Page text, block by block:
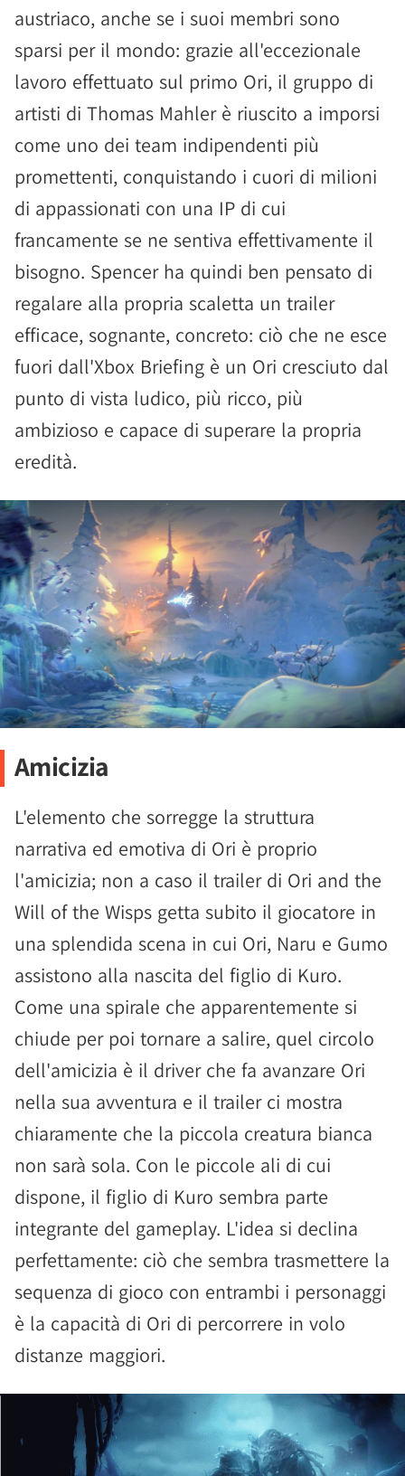
austriaco, anche se i suoi membri sono
sparsi per il mondo: grazie all'eccezionale
lavoro effettuato sul primo Ori, il gruppo di
artisti di Thomas Mahler è riuscito a imporsi
come uno dei team indipendenti più
promettenti, conquistando i cuori di milioni
di appassionati con una IP di cui
francamente se ne sentiva effettivamente il
bisogno. Spencer ha quindi ben pensato di
regalare alla propria scaletta un trailer
efficace, sognante, concreto: ciò che ne esce
fuori dall'Xbox Briefing è un Ori cresciuto dal
punto di vista ludico, più ricco, più
ambizioso e capace di superare la propria
eredità.
Amicizia
L'elemento che sorregge la struttura
narrativa ed emotiva di Ori è proprio
l'amicizia; non a caso il trailer di Ori and the
Will of the Wisps getta subito il giocatore in
una splendida scena in cui Ori, Naru e Gumo
assistono alla nascita del figlio di Kuro.
Come una spirale che apparentemente si
chiude per poi tornare a salire, quel circolo
dell'amicizia è il driver che fa avanzare Ori
nella sua avventura e il trailer ci mostra
chiaramente che la piccola creatura bianca
non sarà sola. Con le piccole ali di cui
dispone, il figlio di Kuro sembra parte
integrante del gameplay. L'idea si declina
perfettamente: ciò che sembra trasmettere la
sequenza di gioco con entrambi i personaggi
è la capacità di Ori di percorrere in volo
distanze maggiori.